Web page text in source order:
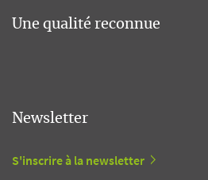
Une qualité reconnue
Newsletter
S'inscrire à la newsletter